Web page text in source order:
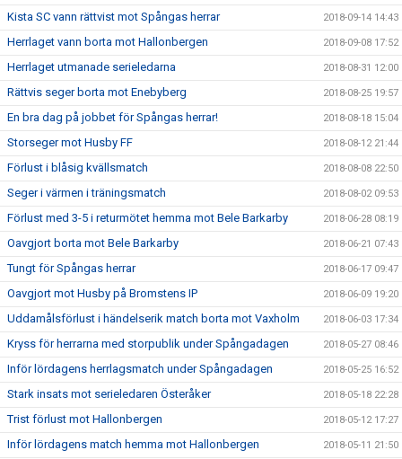
Kista SC vann rättvist mot Spångas herrar 2018-09-14 14:43
Herrlaget vann borta mot Hallonbergen 2018-09-08 17:52
Herrlaget utmanade serieledarna 2018-08-31 12:00
Rättvis seger borta mot Enebyberg 2018-08-25 19:57
En bra dag på jobbet för Spångas herrar! 2018-08-18 15:04
Storseger mot Husby FF 2018-08-12 21:44
Förlust i blåsig kvällsmatch 2018-08-08 22:50
Seger i värmen i träningsmatch 2018-08-02 09:53
Förlust med 3-5 i returmötet hemma mot Bele Barkarby 2018-06-28 08:19
Oavgjort borta mot Bele Barkarby 2018-06-21 07:43
Tungt för Spångas herrar 2018-06-17 09:47
Oavgjort mot Husby på Bromstens IP 2018-06-09 19:20
Uddamålsförlust i händelserik match borta mot Vaxholm 2018-06-03 17:34
Kryss för herrarna med storpublik under Spångadagen 2018-05-27 08:46
Inför lördagens herrlagsmatch under Spångadagen 2018-05-25 16:52
Stark insats mot serieledaren Österåker 2018-05-18 22:28
Trist förlust mot Hallonbergen 2018-05-12 17:27
Inför lördagens match hemma mot Hallonbergen 2018-05-11 21:50